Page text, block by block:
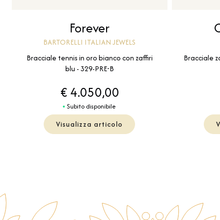
Forever
BARTORELLI ITALIAN JEWELS
Bracciale tennis in oro bianco con zaffiri
blu - 329-PRE-B
€ 4.050,00
Subito disponibile
Visualizza articolo
Bracciale